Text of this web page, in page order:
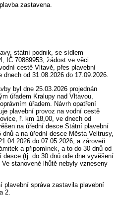
zastavena.
státní podnik, se sídlem
IČ 70889953, žádost ve věci
cestě Vltavě, přes plavební
od 31.08.2026 do 17.09.2026.
byl dne 25.03.2026 projednán
úřadem Kralupy nad Vltavou,
úřadem. Návrh opatření
plavební provoz na vodní cestě
ř. km 18,00, ve dnech od
na úřední desce Státní plavební
a na úřední desce Města Veltrusy,
do 07.05.2026, a zároveň
a připomínek, a to do 30 dnů od
desce (tj. do 30 dnů ode dne vyvěšení
stanovené lhůtě nebyly vzneseny
plavební správa zastavila plavební
2.